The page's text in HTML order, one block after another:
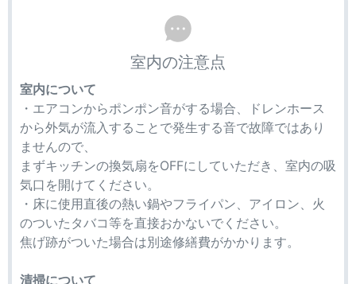
室内の注意点
室内について
・エアコンからポンポン音がする場合、ドレンホース
から外気が流入することで発生する音で故障ではあり
ませんので、
まずキッチンの換気扇をOFFにしていただき、室内の吸
気口を開けてください。
・床に使用直後の熱い鍋やフライパン、アイロン、火
のついたタバコ等を直接おかないでください。
焦げ跡がついた場合は別途修繕費がかかります。
清掃について